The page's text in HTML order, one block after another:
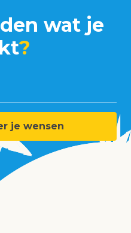
wat je
?
je wensen